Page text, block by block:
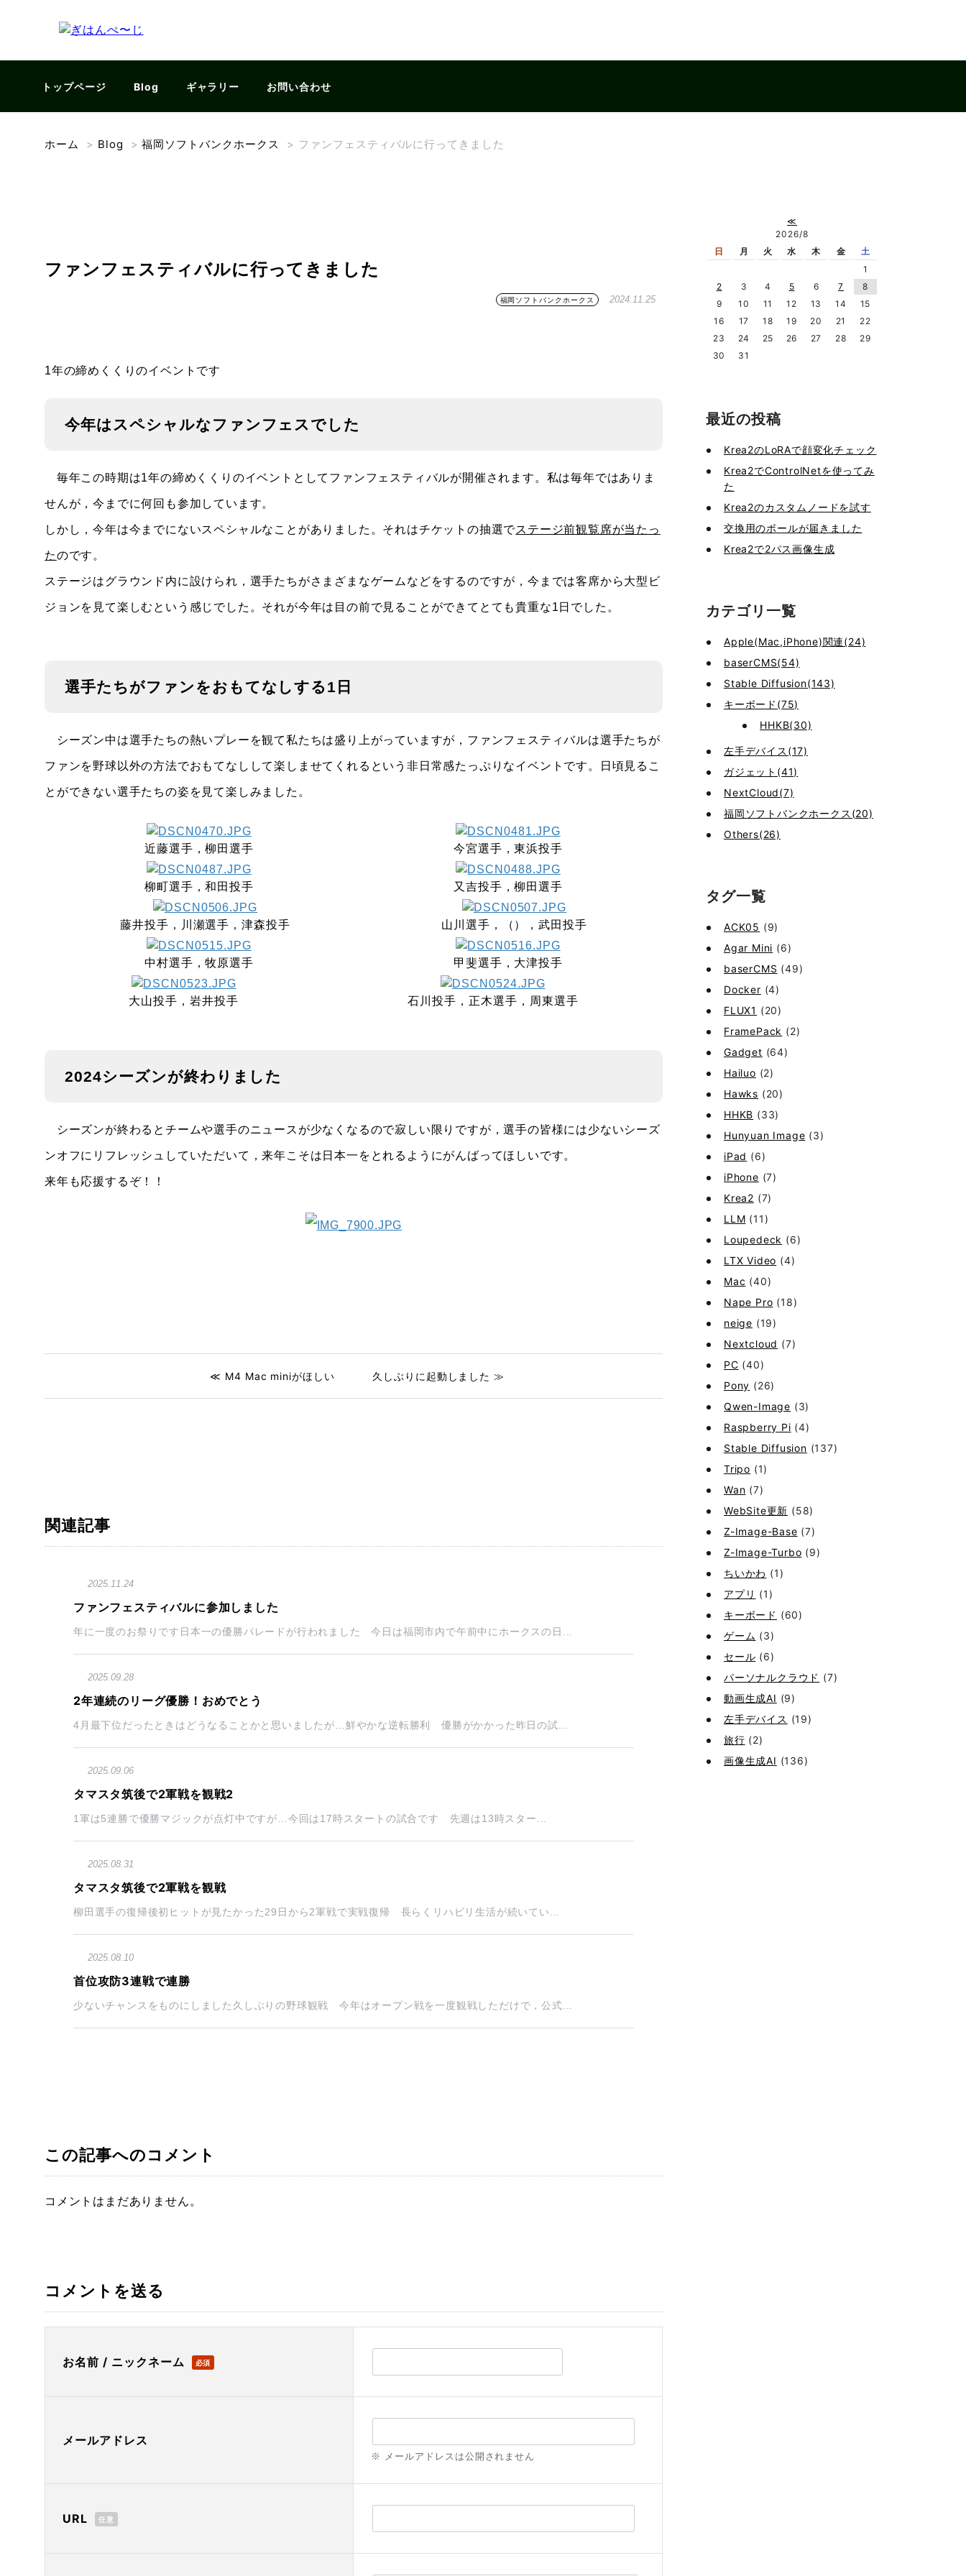
トップページ Blog ギャラリー お問い合わせ
ホーム > Blog >福岡ソフトバンクホークス > ファンフェスティバルに行ってきました
ファンフェスティバルに行ってきました
福岡ソフトバンクホークス 2024.11.25
1年の締めくくりのイベントです
今年はスペシャルなファンフェスでした
毎年この時期は1年の締めくくりのイベントとしてファンフェスティバルが開催されます。私は毎年ではありま
せんが，今までに何回も参加しています。
しかし，今年は今までにないスペシャルなことがありました。それはチケットの抽選でステージ前観覧席が当たっ
たのです。
ステージはグラウンド内に設けられ，選手たちがさまざまなゲームなどをするのですが，今までは客席から大型ビ
ジョンを見て楽しむという感じでした。それが今年は目の前で見ることができてとても貴重な1日でした。
選手たちがファンをおもてなしする1日
シーズン中は選手たちの熱いプレーを観て私たちは盛り上がっていますが，ファンフェスティバルは選手たちが
ファンを野球以外の方法でおもてなしして楽しませてくれるという非日常感たっぷりなイベントです。日頃見るこ
とができない選手たちの姿を見て楽しみました。
近藤選手，柳田選手 今宮選手，東浜投手
柳町選手，和田投手 又吉投手，柳田選手
藤井投手，川瀬選手，津森投手 山川選手，（），武田投手
中村選手，牧原選手 甲斐選手，大津投手
大山投手，岩井投手 石川投手，正木選手，周東選手
2024シーズンが終わりました
シーズンが終わるとチームや選手のニュースが少なくなるので寂しい限りですが，選手の皆様には少ないシーズ
ンオフにリフレッシュしていただいて，来年こそは日本一をとれるようにがんばってほしいです。
来年も応援するぞ！！
≪ M4 Mac miniがほしい 久しぶりに起動しました ≫
関連記事
2025.11.24
ファンフェスティバルに参加しました
年に一度のお祭りです日本一の優勝パレードが行われました 今日は福岡市内で午前中にホークスの日...
2025.09.28
2年連続のリーグ優勝！おめでとう
4月最下位だったときはどうなることかと思いましたが…鮮やかな逆転勝利 優勝がかかった昨日の試...
2025.09.06
タマスタ筑後で2軍戦を観戦2
1軍は5連勝で優勝マジックが点灯中ですが…今回は17時スタートの試合です 先週は13時スター...
2025.08.31
タマスタ筑後で2軍戦を観戦
柳田選手の復帰後初ヒットが見たかった29日から2軍戦で実戦復帰 長らくリハビリ生活が続いてい...
2025.08.10
首位攻防3連戦で連勝
少ないチャンスをものにしました久しぶりの野球観戦 今年はオープン戦を一度観戦しただけで，公式...
この記事へのコメント
コメントはまだありません。
コメントを送る
お名前 / ニックネーム 必須
メールアドレス
※ メールアドレスは公開されません
URL 任意
≪
2026/8
日
月 火 水 木 金
土
1
2
3 4 5 6 7
8
9
10 11 12 13 14
15
16
17 18 19 20 21
22
23
24 25 26 27 28
29
30
31
最近の投稿
Krea2のLoRAで顔変化チェック
Krea2でControlNetを使ってみ
た
Krea2のカスタムノードを試す
交換用のボールが届きました
Krea2で2パス画像生成
カテゴリ一覧
Apple(Mac,iPhone)関連(24)
baserCMS(54)
Stable Diffusion(143)
キーボード(75)
HHKB(30)
左手デバイス(17)
ガジェット(41)
NextCloud(7)
福岡ソフトバンクホークス(20)
Others(26)
タグ一覧
ACK05 (9)
Agar Mini (6)
baserCMS (49)
Docker (4)
FLUX1 (20)
FramePack (2)
Gadget (64)
Hailuo (2)
Hawks (20)
HHKB (33)
Hunyuan Image (3)
iPad (6)
iPhone (7)
Krea2 (7)
LLM (11)
Loupedeck (6)
LTX Video (4)
Mac (40)
Nape Pro (18)
neige (19)
Nextcloud (7)
PC (40)
Pony (26)
Qwen-Image (3)
Raspberry Pi (4)
Stable Diffusion (137)
Tripo (1)
Wan (7)
WebSite更新 (58)
Z-Image-Base (7)
Z-Image-Turbo (9)
ちいかわ (1)
アプリ (1)
キーボード (60)
ゲーム (3)
セール (6)
パーソナルクラウド (7)
動画生成AI (9)
左手デバイス (19)
旅行 (2)
画像生成AI (136)